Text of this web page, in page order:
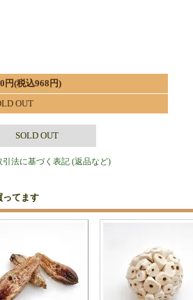
円(税込968円)
OUT
SOLD OUT
引法に基づく表記 (返品など)
ってます